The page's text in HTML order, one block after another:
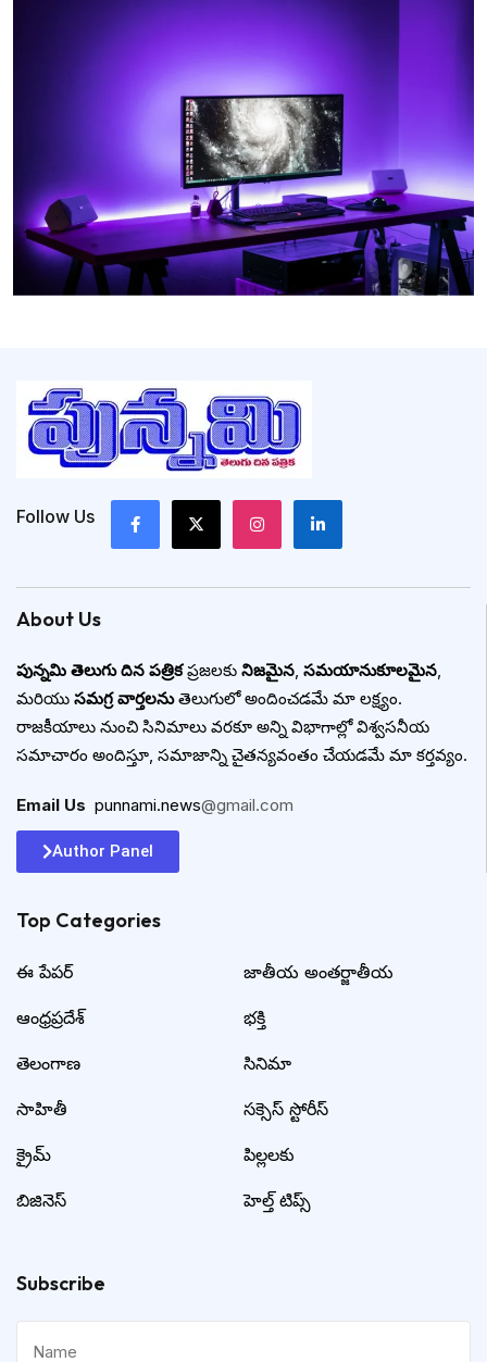
Follow Us
About Us
పున్నమి తెలుగు దిన పత్రికప్రజలకు నిజమైన, సమయానుకూలమైన,
మరియు సమగ్ర వార్తలనుతెలుగులో అందించడమే మా లక్ష్యం.
రాజకీయాలు నుంచి సినిమాలు వరకూ అన్ని విభాగాల్లో విశ్వసనీయ
సమాచారం అందిస్తూ, సమాజాన్ని చైతన్యవంతం చేయడమే మా కర్తవ్యం.
Email Us punnami.news@gmail.com
Author Panel
Top Categories​
ఈ పేపర్
ఆంధ్రప్రదేశ్
తెలంగాణ
సాహితీ
క్రైమ్
బిజినెస్
జాతీయ అంతర్జాతీయ
భక్తి
సినిమా
సక్సెస్ స్టోరీస్
పిల్లలకు
హెల్త్ టిప్స్
Subscribe